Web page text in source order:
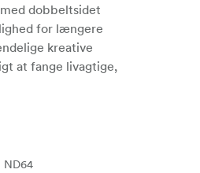
dobbeltsidet
for længere
kreative
at fange livagtige,
ND64